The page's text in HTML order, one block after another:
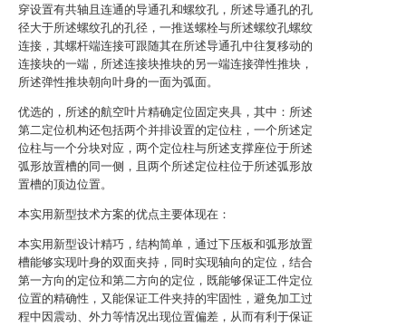
穿设置有共轴且连通的导通孔和螺纹孔，所述导通孔的孔
径大于所述螺纹孔的孔径，一推送螺栓与所述螺纹孔螺纹
连接，其螺杆端连接可跟随其在所述导通孔中往复移动的
连接块的一端，所述连接块推块的另一端连接弹性推块，
所述弹性推块朝向叶身的一面为弧面。
优选的，所述的航空叶片精确定位固定夹具，其中：所述
第二定位机构还包括两个并排设置的定位柱，一个所述定
位柱与一个分块对应，两个定位柱与所述支撑座位于所述
弧形放置槽的同一侧，且两个所述定位柱位于所述弧形放
置槽的顶边位置。
本实用新型技术方案的优点主要体现在：
本实用新型设计精巧，结构简单，通过下压板和弧形放置
槽能够实现叶身的双面夹持，同时实现轴向的定位，结合
第一方向的定位和第二方向的定位，既能够保证工件定位
位置的精确性，又能保证工件夹持的牢固性，避免加工过
程中因震动、外力等情况出现位置偏差，从而有利于保证